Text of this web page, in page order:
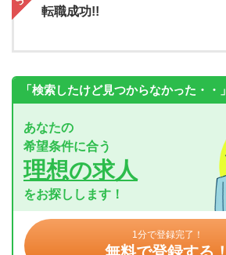
転職成功!!
「検索したけど見つからなかった・・」
あなたの
希望条件に合う
理想の求人
をお探しします！
1分で登録完了！
無料で登録する！